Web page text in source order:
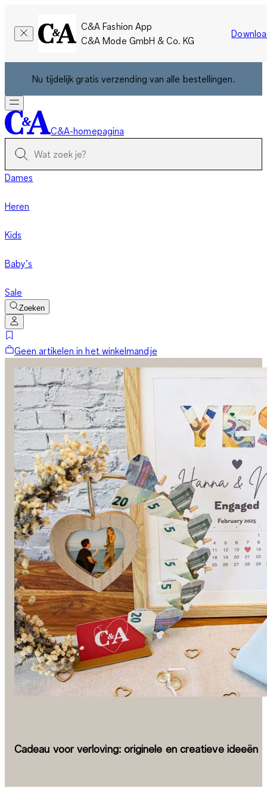
C&A Fashion App
C&A Mode GmbH & Co. KG
Nu tijdelijk gratis verzending van alle bestellingen.
C&A-homepagina
Dames
Heren
Kids
Baby’s
Sale
Zoeken
Geen artikelen in het winkelmandje
Cadeau voor verloving: originele en creatieve ideeën